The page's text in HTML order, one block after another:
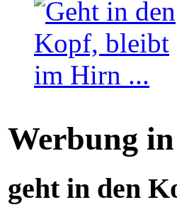
Werbung
geht in den